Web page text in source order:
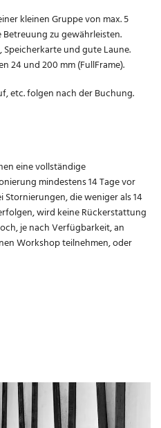
kleinen Gruppe von max. 5
zu gewährleisten.
und gute Laune.
24 und 200 mm (FullFrame).
etc. folgen nach der Buchung.
eine vollständige
mindestens 14 Tage vor
die weniger als 14
wird keine Rückerstattung
je nach Verfügbarkeit, an
Workshop teilnehmen, oder